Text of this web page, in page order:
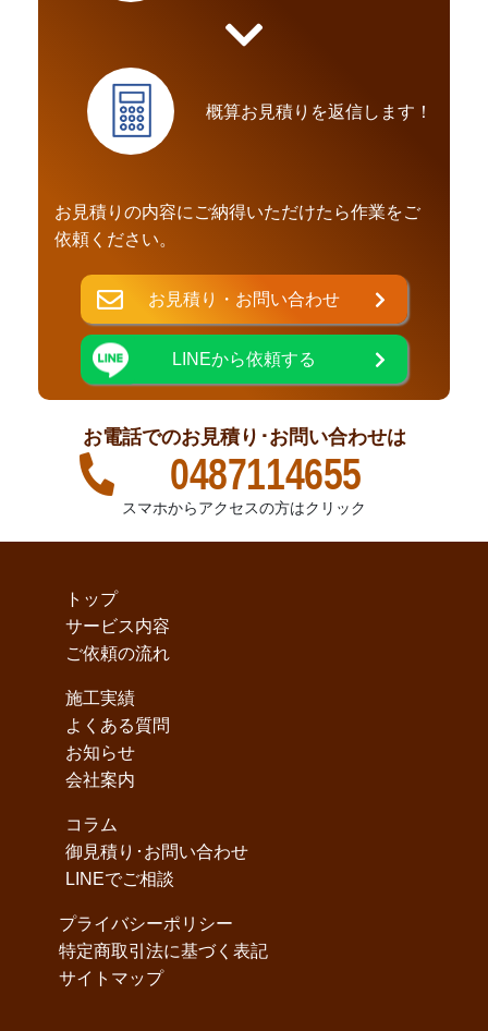
概算お見積りを返信します！
お見積りの内容にご納得いただけたら作業をご
依頼ください。
お見積り・お問い合わせ
LINEから依頼する
お電話でのお見積り･お問い合わせは
0487114655
スマホからアクセスの方はクリック
トップ
サービス内容
ご依頼の流れ
施工実績
よくある質問
お知らせ
会社案内
コラム
御見積り･お問い合わせ
LINEでご相談
プライバシーポリシー
特定商取引法に基づく表記
サイトマップ